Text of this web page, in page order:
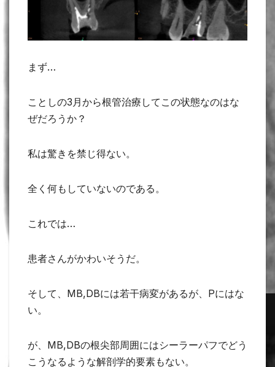
まず…
ことしの3月から根管治療してこの状態なのはな
ぜだろうか？
私は驚きを禁じ得ない。
全く何もしていないのである。
これでは…
患者さんがかわいそうだ。
そして、MB,DBには若干病変があるが、Pにはな
い。
が、MB,DBの根尖部周囲にはシーラーパフでどう
こうなるような解剖学的要素もない。